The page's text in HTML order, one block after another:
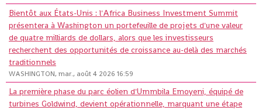
Bientôt aux États-Unis : l'Africa Business Investment Summit
présentera à Washington un portefeuille de projets d'une valeur
de quatre milliards de dollars, alors que les investisseurs
recherchent des opportunités de croissance au-delà des marchés
traditionnels
WASHINGTON, mar., août 4 2026 16:59
La première phase du parc éolien d'Ummbila Emoyeni, équipé de
turbines Goldwind, devient opérationnelle, marquant une étape